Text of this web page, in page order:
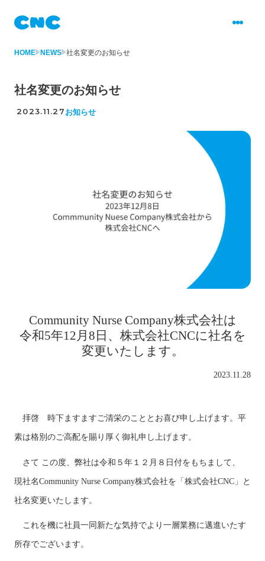
HOME NEWS 社名変更のお知らせ
社名変更のお知らせ
2023.11.27 お知らせ
Community Nurse Company株式会社は
令和5年12月8日、株式会社CNCに社名を
変更いたします。
2023.11.28
拝啓 時下ますますご清栄のこととお喜び申し上げます。平
素は格別のご高配を賜り厚く御礼申し上げます。
さて この度、弊社は令和５年１２月８日付をもちまして、
現社名Community Nurse Company株式会社を「株式会社CNC」と
社名変更いたします。
これを機に社員一同新たな気持でより一層業務に邁進いたす
所存でございます。